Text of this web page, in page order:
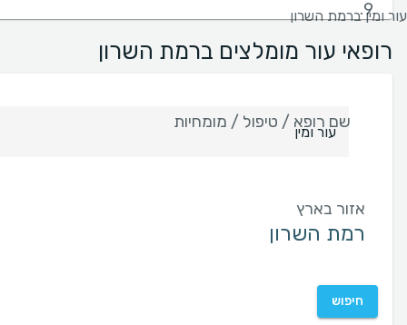
עור ומין ברמת השרון
רופאי עור מומלצים ברמת השרון
שם רופא / טיפול / מומחיות
אזור בארץ
חיפוש